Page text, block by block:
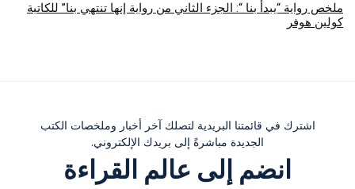
ملخص رواية “يبدأ بنا “: الجزء الثاني من رواية إنها تنتهي بنا” للكاتبة
كولين هوفر
اشترك في قائمتنا البريدية لتصلك آخر أخبار وملخصات الكتب
الجديدة مباشرةً إلى بريدك الإلكتروني.
انضم إلى عالم القراءة